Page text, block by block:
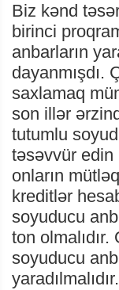
Biz kənd
birinci
anbarların
dayanmışdı.
saxlamaq
son illər
tutumlu
təsəvvür edin
onların
kreditlər
soyuducu
ton
soyuducu
yaradılmalıdır.